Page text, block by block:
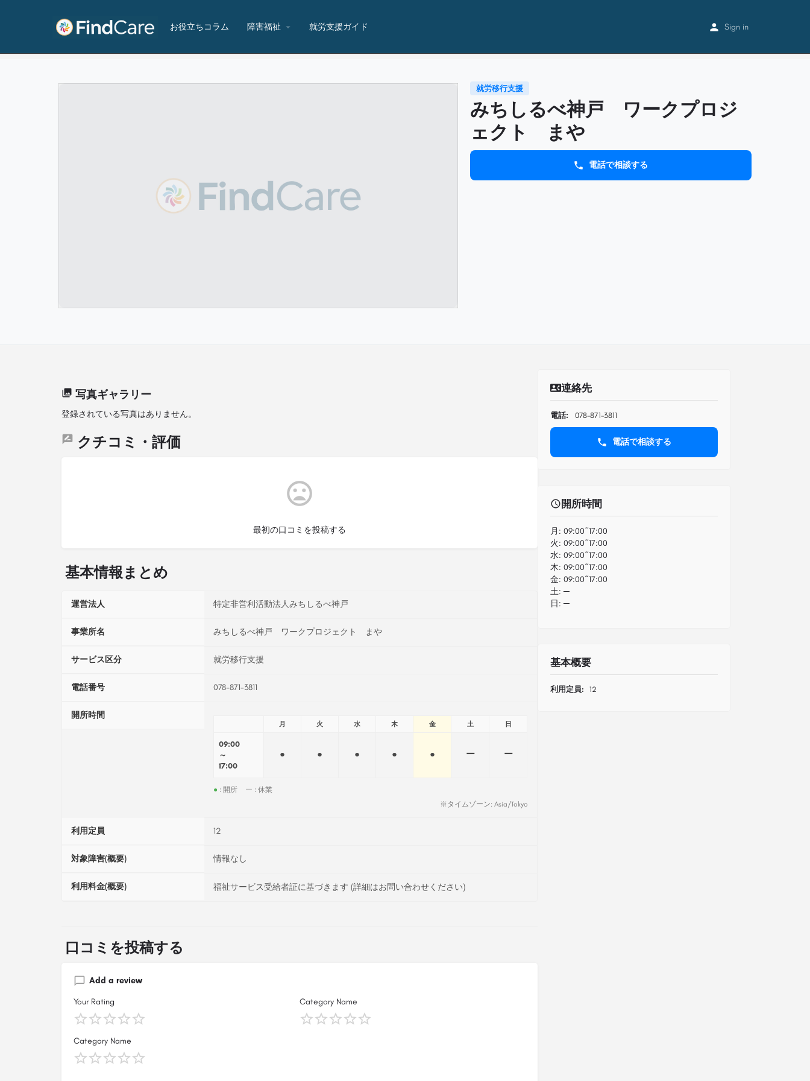
お役立ちコラム 障害福祉 就労支援ガイド Sign in
みちしるべ神戸 ワークプロジェクト まや みちしるべ神戸 ワークプロジェクト まや
就労移行支援
みちしるべ神戸 ワークプロジ
ェクト まや
電話で相談する
写真ギャラリー
登録されている写真はありません。
クチコミ・評価
最初の口コミを投稿する
基本情報まとめ
運営法人 特定非営利活動法人みちしるべ神戸
事業所名 みちしるべ神戸 ワークプロジェクト まや
サービス区分 就労移行支援
電話番号 078-871-3811
開所時間
月 火 水 木 金 土 日
09:00
～
17:00
● ● ● ● ● ー ー
● : 開所 ー : 休業
※タイムゾーン: Asia/Tokyo
利用定員 12
対象障害(概要) 情報なし
利用料金(概要) 福祉サービス受給者証に基づきます (詳細はお問い合わせください)
口コミを投稿する
Add a review
Your Rating Category Name
Category Name
連絡先
電話: 078-871-3811
電話で相談する
開所時間
月: 09:00~17:00
火: 09:00~17:00
水: 09:00~17:00
木: 09:00~17:00
金: 09:00~17:00
土: ─
日: ─
基本概要
利用定員: 12